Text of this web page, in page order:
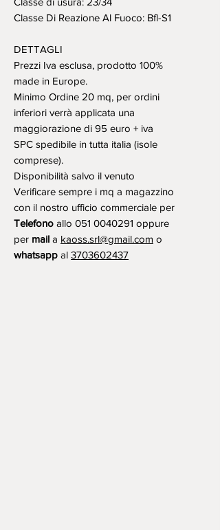
Classe Di Reazione Al Fuoco: Bfl-S1
DETTAGLI
Prezzi Iva esclusa, prodotto 100%
made in Europe.
Minimo Ordine 20 mq, per ordini
inferiori verrà applicata una
maggiorazione di 95 euro + iva
SPC spedibile in tutta italia (isole
comprese).
Disponibilità salvo il venuto
Verificare sempre i mq a magazzino
con il nostro ufficio commerciale per
Telefono allo 051 0040291 oppure
per mail a kaoss.srl@gmail.com o
whatsapp al 3703602437